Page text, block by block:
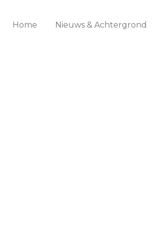
Home Nieuws & Achtergrond